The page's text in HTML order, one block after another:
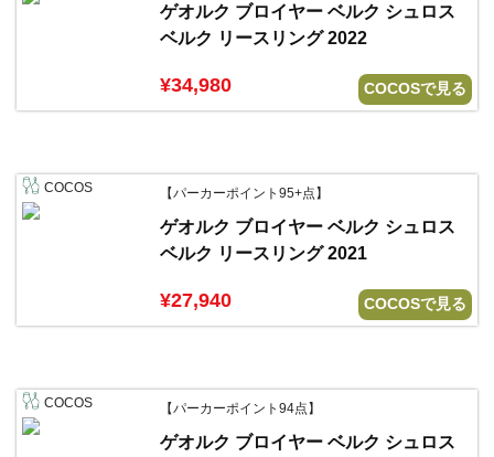
ゲオルク ブロイヤー ベルク シュロス
ベルク リースリング 2022
¥34,980 COCOSで見る
COCOS 【パーカーポイント95+点】
ゲオルク ブロイヤー ベルク シュロス
ベルク リースリング 2021
¥27,940 COCOSで見る
COCOS 【パーカーポイント94点】
ゲオルク ブロイヤー ベルク シュロス